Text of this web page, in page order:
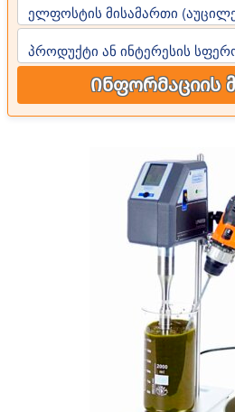
ელფოსტის მისამართი
პროდუქტი ან ინტერესის
Ინფორმაციის